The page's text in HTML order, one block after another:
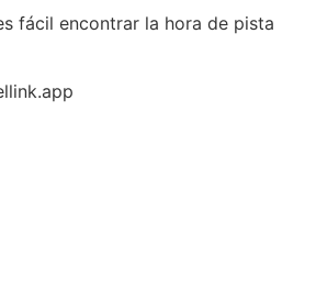
fácil encontrar la hora de pista